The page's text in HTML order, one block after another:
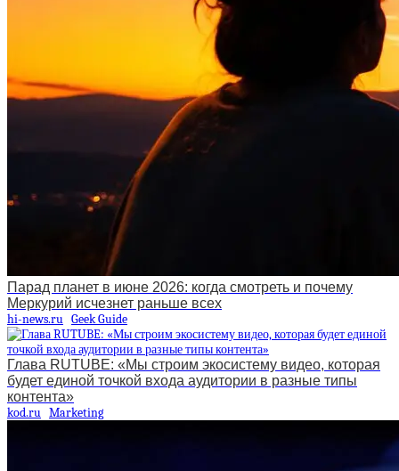
Парад планет в июне 2026: когда смотреть и почему
Меркурий исчезнет раньше всех
hi-news.ru Geek Guide
Глава RUTUBE: «Мы строим экосистему видео, которая
будет единой точкой входа аудитории в разные типы
контента»
kod.ru Marketing